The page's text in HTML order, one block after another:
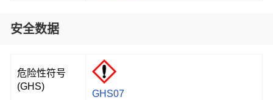
安全数据
危险性符号
(GHS)
GHS07